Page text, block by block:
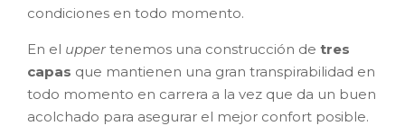
condiciones en todo momento.
En el upper tenemos una construcción de tres
capas que mantienen una gran transpirabilidad en
todo momento en carrera a la vez que da un buen
acolchado para asegurar el mejor confort posible.